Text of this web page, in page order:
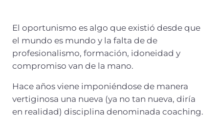
El oportunismo es algo que existió desde que
el mundo es mundo y la falta de de
profesionalismo, formación, idoneidad y
compromiso van de la mano.
Hace años viene imponiéndose de manera
vertiginosa una nueva (ya no tan nueva, diría
en realidad) disciplina denominada coaching.